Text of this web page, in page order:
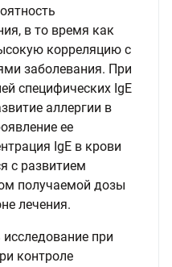
в то время как
корреляцию с
заболевания. При
специфических IgE
аллергии в
ее
IgE в крови
с развитием
получаемой дозы
лечения.
при
контроле